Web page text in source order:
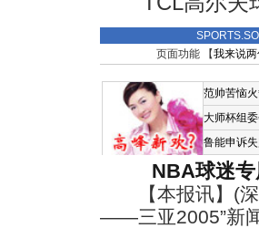
页面功能 【我来说两
范帅苦恼
大师杯组
鲁能申诉
NBA球迷
【本报讯】(深
——三亚2005”新